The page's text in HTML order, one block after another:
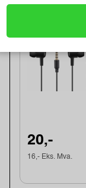
20,-
16,- Eks. Mva.